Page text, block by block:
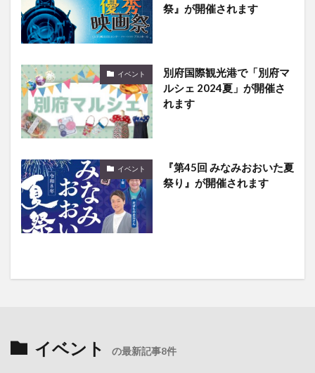
祭』が開催されます
イベント
別府国際観光港で「別府マ
ルシェ 2024夏」が開催さ
れます
イベント
『第45回 みなみおおいた夏
祭り』が開催されます
イベント の最新記事8件